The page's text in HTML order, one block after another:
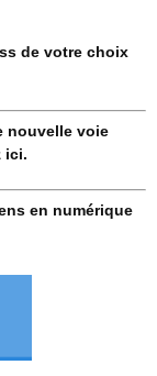
de votre choix
nouvelle voie
ici.
en numérique